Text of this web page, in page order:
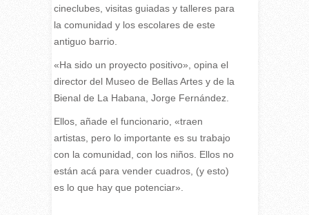
cineclubes, visitas guiadas y talleres para
la comunidad y los escolares de este
antiguo barrio.
«Ha sido un proyecto positivo», opina el
director del Museo de Bellas Artes y de la
Bienal de La Habana, Jorge Fernández.
Ellos, añade el funcionario, «traen
artistas, pero lo importante es su trabajo
con la comunidad, con los niños. Ellos no
están acá para vender cuadros, (y esto)
es lo que hay que potenciar».